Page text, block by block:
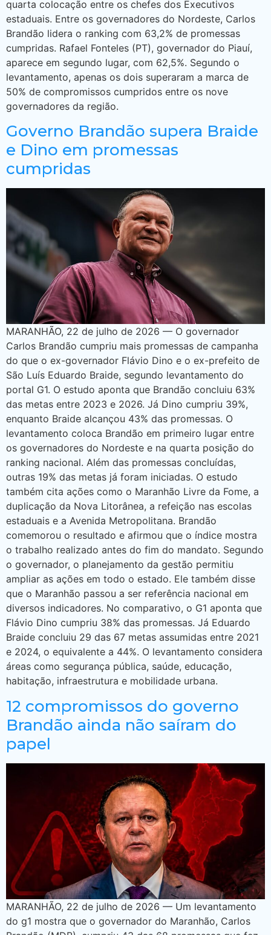
quarta colocação entre os chefes dos Executivos
estaduais. Entre os governadores do Nordeste, Carlos
Brandão lidera o ranking com 63,2% de promessas
cumpridas. Rafael Fonteles (PT), governador do Piauí,
aparece em segundo lugar, com 62,5%. Segundo o
levantamento, apenas os dois superaram a marca de
50% de compromissos cumpridos entre os nove
governadores da região.
Governo Brandão supera Braide
e Dino em promessas
cumpridas
MARANHÃO, 22 de julho de 2026 — O governador
Carlos Brandão cumpriu mais promessas de campanha
do que o ex-governador Flávio Dino e o ex-prefeito de
São Luís Eduardo Braide, segundo levantamento do
portal G1. O estudo aponta que Brandão concluiu 63%
das metas entre 2023 e 2026. Já Dino cumpriu 39%,
enquanto Braide alcançou 43% das promessas. O
levantamento coloca Brandão em primeiro lugar entre
os governadores do Nordeste e na quarta posição do
ranking nacional. Além das promessas concluídas,
outras 19% das metas já foram iniciadas. O estudo
também cita ações como o Maranhão Livre da Fome, a
duplicação da Nova Litorânea, a refeição nas escolas
estaduais e a Avenida Metropolitana. Brandão
comemorou o resultado e afirmou que o índice mostra
o trabalho realizado antes do fim do mandato. Segundo
o governador, o planejamento da gestão permitiu
ampliar as ações em todo o estado. Ele também disse
que o Maranhão passou a ser referência nacional em
diversos indicadores. No comparativo, o G1 aponta que
Flávio Dino cumpriu 38% das promessas. Já Eduardo
Braide concluiu 29 das 67 metas assumidas entre 2021
e 2024, o equivalente a 44%. O levantamento considera
áreas como segurança pública, saúde, educação,
habitação, infraestrutura e mobilidade urbana.
12 compromissos do governo
Brandão ainda não saíram do
papel
MARANHÃO, 22 de julho de 2026 — Um levantamento
do g1 mostra que o governador do Maranhão, Carlos